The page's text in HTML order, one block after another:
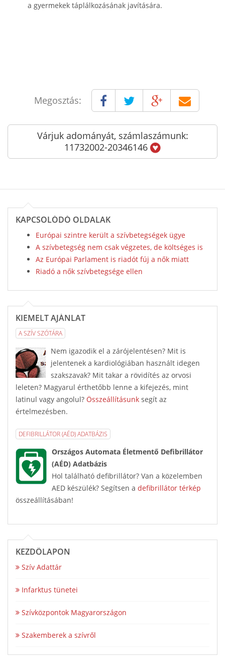
a gyermekek táplálkozásának javítására.
Megosztás:
Várjuk adományát, számlaszámunk:
11732002-20346146
KAPCSOLÓDÓ OLDALAK
Európai szintre került a szívbetegségek ügye
A szívbetegség nem csak végzetes, de költséges is
Az Európai Parlament is riadót fúj a nők miatt
Riadó a nők szívbetegsége ellen
KIEMELT AJÁNLAT
A SZÍV SZÓTÁRA
Nem igazodik el a zárójelentésen? Mit is
jelentenek a kardiológiában használt idegen
szakszavak? Mit takar a rövidítés az orvosi
leleten? Magyarul érthetőbb lenne a kifejezés, mint
latinul vagy angolul? Összeállításunk segít az
értelmezésben.
DEFIBRILLÁTOR (AÉD) ADATBÁZIS
Országos Automata Életmentő Defibrillátor
(AÉD) Adatbázis
Hol található defibrillátor? Van a közelemben
AED készülék? Segítsen a defibrillátor térkép
összeállításában!
KEZDŐLAPON
Szív Adattár
Infarktus tünetei
Szívközpontok Magyarországon
Szakemberek a szívről